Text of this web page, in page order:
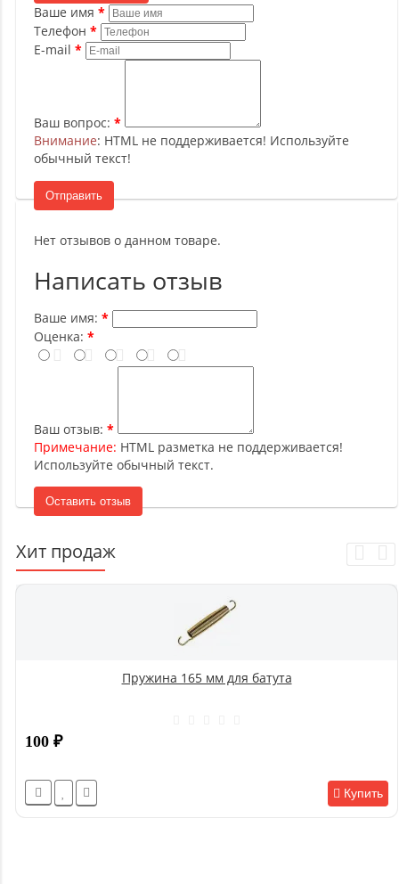
Ваше имя
Телефон
E-mail
Ваш вопрос:
Внимание: HTML не поддерживается! Используйте
обычный текст!
Отправить
Нет отзывов о данном товаре.
Написать отзыв
Ваше имя:
Оценка:
Ваш отзыв:
Примечание: HTML разметка не поддерживается!
Используйте обычный текст.
Оставить отзыв
Хит продаж
Пружина 165 мм для батута
100 ₽
Купить